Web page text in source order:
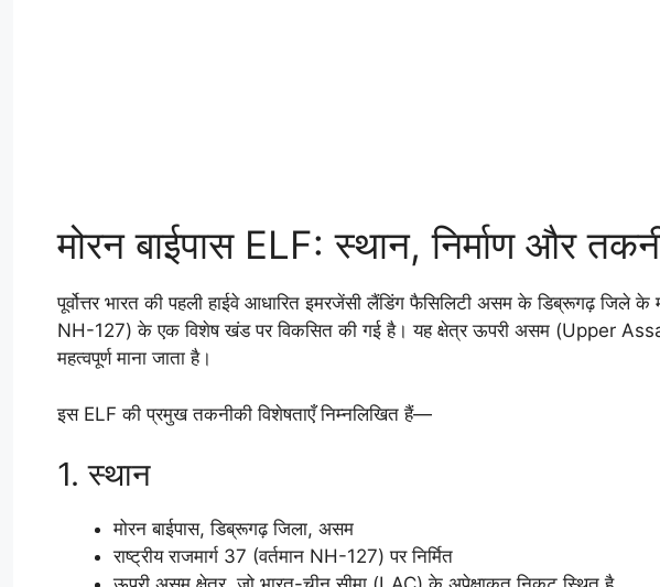
मोरन बाईपास ELF: स्थान, निर्माण और
पूर्वोत्तर भारत की पहली हाईवे आधारित इमरजेंसी लैंडिंग फैसिलिटी असम के डिब्रूगढ़ जिले के
NH-127) के एक विशेष खंड पर विकसित की गई है। यह क्षेत्र ऊपरी असम (Upper
महत्वपूर्ण माना जाता है।
इस ELF की प्रमुख तकनीकी विशेषताएँ निम्नलिखित हैं—
1. स्थान
मोरन बाईपास, डिब्रूगढ़ जिला, असम
राष्ट्रीय राजमार्ग 37 (वर्तमान NH-127) पर निर्मित